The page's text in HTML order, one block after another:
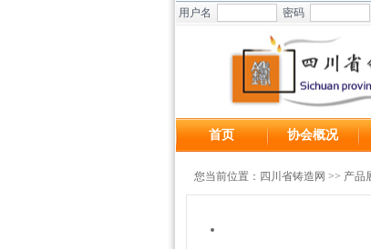
用户名 密码
首页 协会概况
您当前位置： 四川省铸造网 >> 产品